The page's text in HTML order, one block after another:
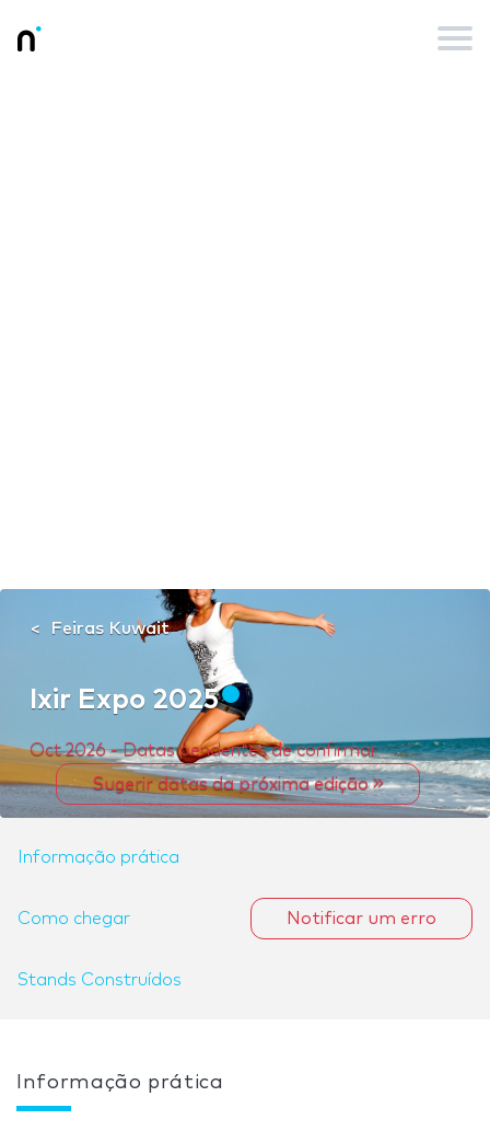
Feiras Kuwait
Ixir Expo 2025
Oct 2026 - Datas pendentes de confirmar
Sugerir datas da próxima edição
Informação prática
Como chegar
Stands Construídos
Notificar um erro
Informação prática